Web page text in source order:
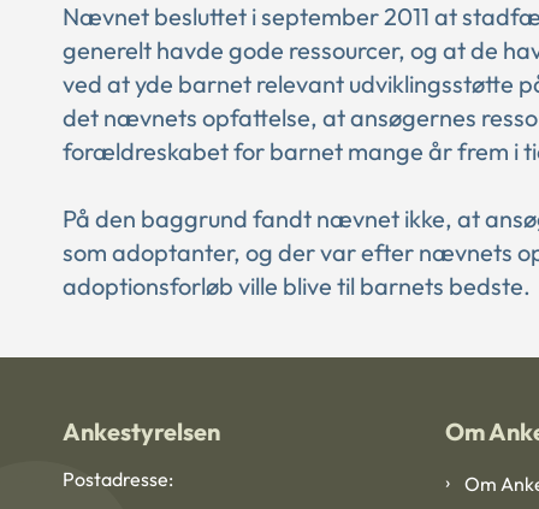
Nævnet besluttet i september 2011 at
generelt havde gode ressourcer, og at de
ved at yde barnet relevant udviklingsstøtte
det nævnets opfattelse, at ansøgernes
forældreskabet for barnet mange år frem i
På den baggrund fandt nævnet ikke, at
som adoptanter, og der var efter nævnets
adoptionsforløb ville blive til barnets bedste.
Ankestyrelsen
Postadresse:
Om
Om